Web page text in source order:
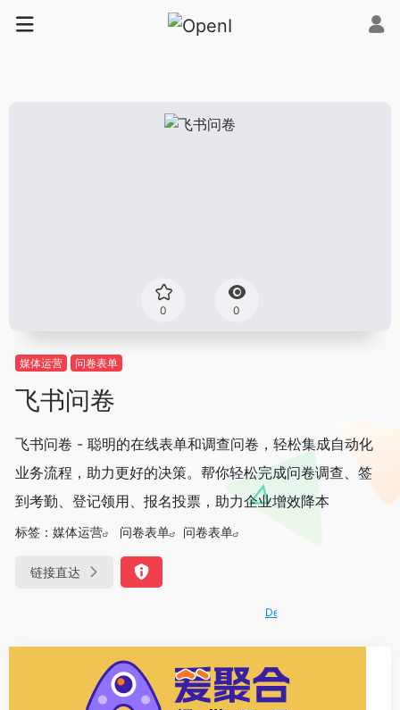
0 0
媒体运营 问卷表单
飞书问卷
飞书问卷 - 聪明的在线表单和调查问卷，轻松集成自动化
业务流程，助力更好的决策。帮你轻松完成问卷调查、签
到考勤、登记领用、报名投票，助力企业增效降本
标签： 媒体运营 问卷表单 问卷表单
链接直达
DeepSeek-R1、V3满血版免费